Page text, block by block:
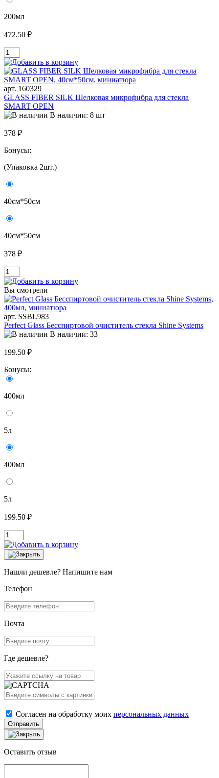
200мл
472.50 ₽
арт. 160329
GLASS FIBER SILK Шелковая микрофибра для стекла
SMART OPEN
В наличии: 8 шт
378 ₽
Бонусы:
(Упаковка 2шт.)
40см*50см
40см*50см
378 ₽
Вы смотрели
арт. SSBL983
Perfect Glass Бесспиртовой очиститель стекла Shine Systems
В наличии: 33
199.50 ₽
Бонусы:
400мл
5л
400мл
5л
199.50 ₽
Нашли дешевле? Напишите нам
Телефон
Почта
Где дешевле?
Согласен на обработку моих персональных данных
Отправить
Оставить отзыв